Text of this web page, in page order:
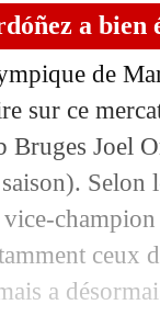
a bien
de
sur ce
Bruges Joel
champion
ceux
a
les détails
pas
de
fier de ses